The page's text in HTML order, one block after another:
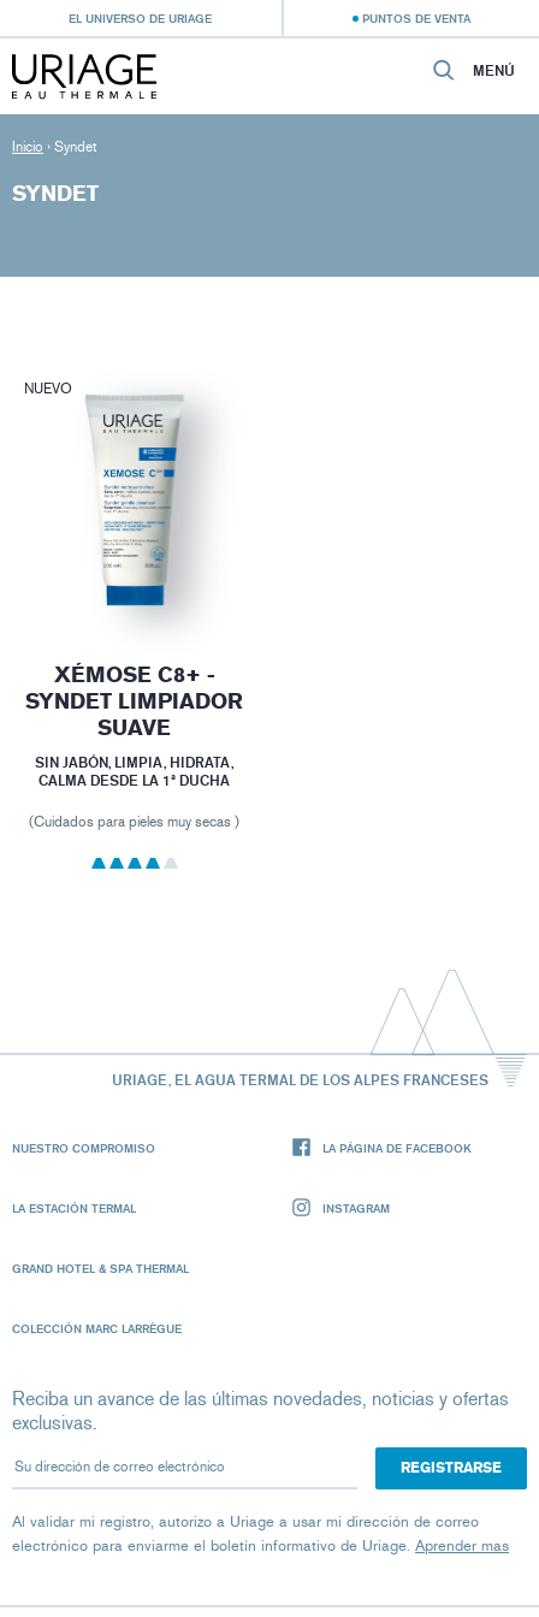
EL UNIVERSO DE URIAGE PUNTOS DE VENTA
MENÚ
Inicio › Syndet
SYNDET
NUEVO
XÉMOSE C8+ -
SYNDET LIMPIADOR
SUAVE
SIN JABÓN, LIMPIA, HIDRATA,
CALMA DESDE LA 1ª DUCHA
(Cuidados para pieles muy secas )
URIAGE, EL AGUA TERMAL DE LOS ALPES FRANCESES
NUESTRO COMPROMISO
LA ESTACIÓN TERMAL
GRAND HOTEL & SPA THERMAL
COLECCIÓN MARC LARRÈGUE
LA PÁGINA DE FACEBOOK
INSTAGRAM
Reciba un avance de las últimas novedades, noticias y ofertas
exclusivas.
Su dirección de correo electrónico
Al validar mi registro, autorizo ​​a Uriage a usar mi dirección de correo
electrónico para enviarme el boletín informativo de Uriage. Aprender mas